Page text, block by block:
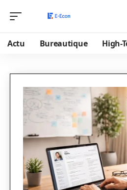
Actu Bureautique High-